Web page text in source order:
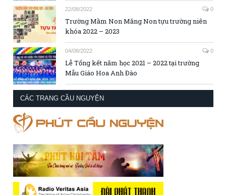
22/08/2022 0
Trường Mầm Non Măng Non tựu trường niên
khóa 2022 – 2023
04/08/2022 0
Lễ Tổng kết năm học 2021 – 2022 tại trường
Mẫu Giáo Hoa Anh Đào
CÁC TRANG CẦU NGUYỆN